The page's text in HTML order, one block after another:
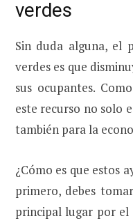
verdes
Sin duda alguna, el
verdes es que
sus ocupantes.
este recurso no solo
también para la
¿Cómo es que estos
primero, debes
principal lugar por el